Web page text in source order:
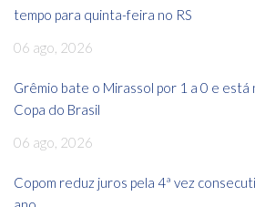
tempo para quinta-feira no RS
06 ago, 2026
Grêmio bate o Mirassol por 1 a 0 e está
Copa do Brasil
06 ago, 2026
Copom reduz juros pela 4ª vez